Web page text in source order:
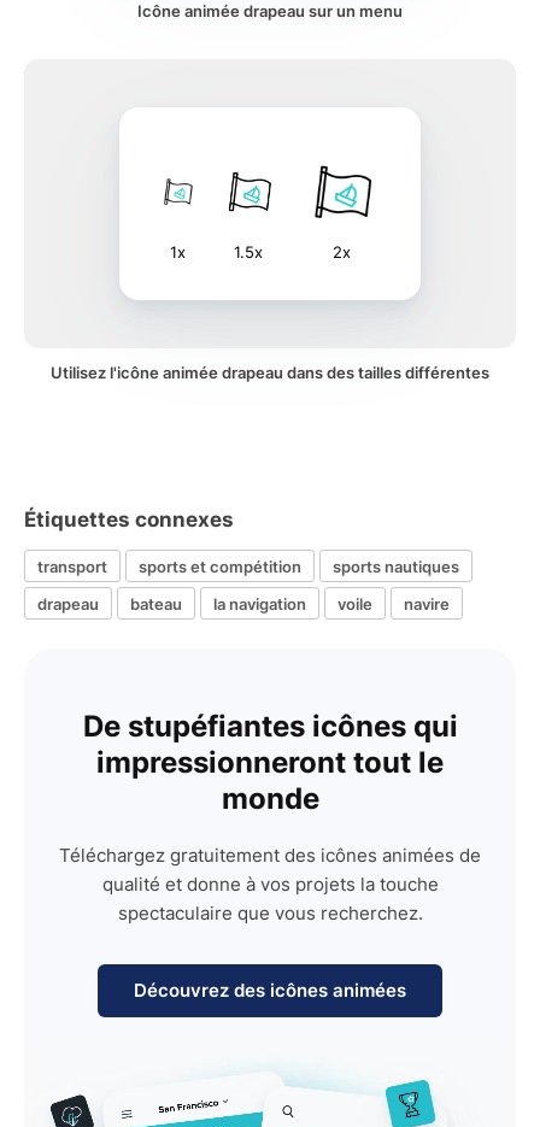
Icône animée drapeau sur un menu
1x 1.5x 2x
Utilisez l'icône animée drapeau dans des tailles différentes
Étiquettes connexes
transport sports et compétition
sports nautiques
drapeau
bateau la navigation voile navire
De stupéfiantes icônes qui
impressionneront tout le
monde
Téléchargez gratuitement des icônes animées de
qualité et donne à vos projets la touche
spectaculaire que vous recherchez.
Découvrez des icônes animées